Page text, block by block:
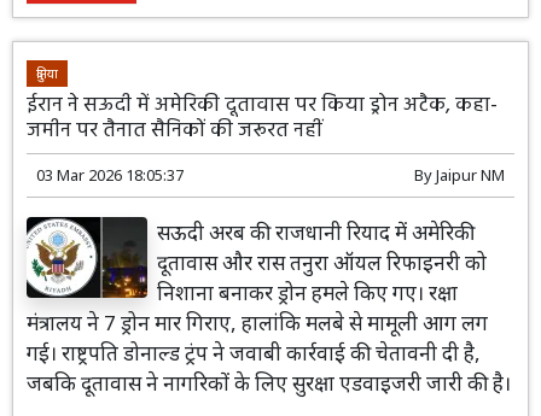
दुनिया
ईरान ने सऊदी में अमेरिकी दूतावास पर किया ड्रोन अटैक, कहा-
जमीन पर तैनात सैनिकों की जरूरत नहीं
03 Mar 2026 18:05:37 ByJaipur NM
सऊदी अरब की राजधानी रियाद में अमेरिकी
दूतावास और रास तनुरा ऑयल रिफाइनरी को
निशाना बनाकर ड्रोन हमले किए गए। रक्षा
मंत्रालय ने 7 ड्रोन मार गिराए, हालांकि मलबे से मामूली आग लग
गई। राष्ट्रपति डोनाल्ड ट्रंप ने जवाबी कार्रवाई की चेतावनी दी है,
जबकि दूतावास ने नागरिकों के लिए सुरक्षा एडवाइजरी जारी की है।